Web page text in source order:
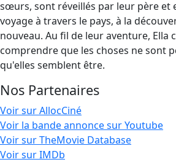
sœurs, sont réveillés par leur père et
voyage à travers le pays, à la
nouveau. Au fil de leur aventure, Ella
comprendre que les choses ne sont
qu'elles semblent être.
Nos Partenaires
Voir sur AllocCiné
Voir la bande annonce sur Youtube
Voir sur TheMovie Database
Voir sur IMDb